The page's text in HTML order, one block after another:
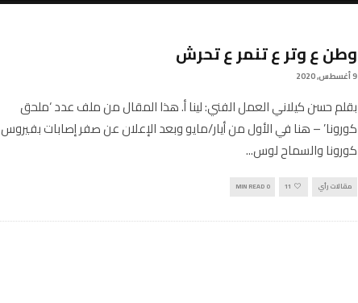
وطن ع وتر ع تنمر ع تحرش
9 أغسطس, 2020
بقلم حسن كيلاني العمل الفني: لينا أ. هذا المقال من ملف عدد ‘ملحق
كورونا’ – هنا في الأول من أيار/مايو وبعد الإعلان عن صفر إصابات بفيروس
كورونا والسماح لوس...
مقالات رأي 11
0 MIN READ